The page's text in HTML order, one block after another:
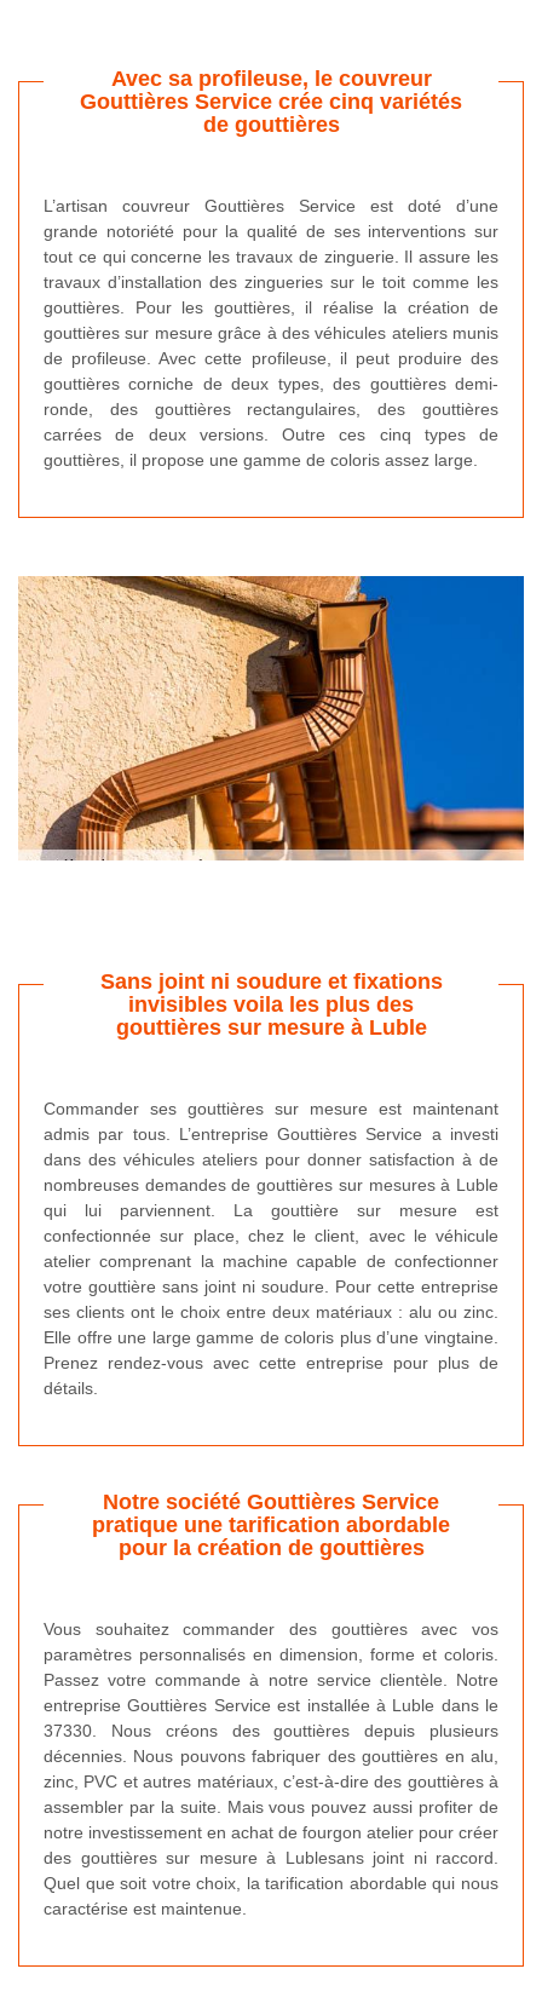
Avec sa profileuse, le couvreur
Gouttières Service crée cinq variétés
de gouttières
L’artisan couvreur Gouttières Service est doté d’une
grande notoriété pour la qualité de ses interventions sur
tout ce qui concerne les travaux de zinguerie. Il assure les
travaux d’installation des zingueries sur le toit comme les
gouttières. Pour les gouttières, il réalise la création de
gouttières sur mesure grâce à des véhicules ateliers munis
de profileuse. Avec cette profileuse, il peut produire des
gouttières corniche de deux types, des gouttières demi-
ronde, des gouttières rectangulaires, des gouttières
carrées de deux versions. Outre ces cinq types de
gouttières, il propose une gamme de coloris assez large.
Sans joint ni soudure et fixations
invisibles voila les plus des
gouttières sur mesure à Luble
Commander ses gouttières sur mesure est maintenant
admis par tous. L’entreprise Gouttières Service a investi
dans des véhicules ateliers pour donner satisfaction à de
nombreuses demandes de gouttières sur mesures à Luble
qui lui parviennent. La gouttière sur mesure est
confectionnée sur place, chez le client, avec le véhicule
atelier comprenant la machine capable de confectionner
votre gouttière sans joint ni soudure. Pour cette entreprise
ses clients ont le choix entre deux matériaux : alu ou zinc.
Elle offre une large gamme de coloris plus d’une vingtaine.
Prenez rendez-vous avec cette entreprise pour plus de
détails.
Notre société Gouttières Service
pratique une tarification abordable
pour la création de gouttières
Vous souhaitez commander des gouttières avec vos
paramètres personnalisés en dimension, forme et coloris.
Passez votre commande à notre service clientèle. Notre
entreprise Gouttières Service est installée à Luble dans le
37330. Nous créons des gouttières depuis plusieurs
décennies. Nous pouvons fabriquer des gouttières en alu,
zinc, PVC et autres matériaux, c’est-à-dire des gouttières à
assembler par la suite. Mais vous pouvez aussi profiter de
notre investissement en achat de fourgon atelier pour créer
des gouttières sur mesure à Lublesans joint ni raccord.
Quel que soit votre choix, la tarification abordable qui nous
caractérise est maintenue.